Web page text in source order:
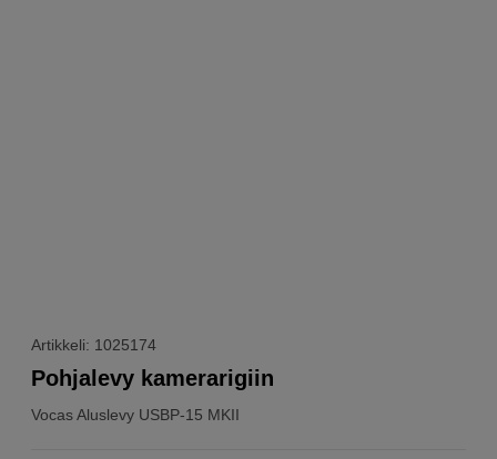
Artikkeli: 1025174
VocasAluslevy USBP-15 MKII
Pohjalevy kamerarigiin